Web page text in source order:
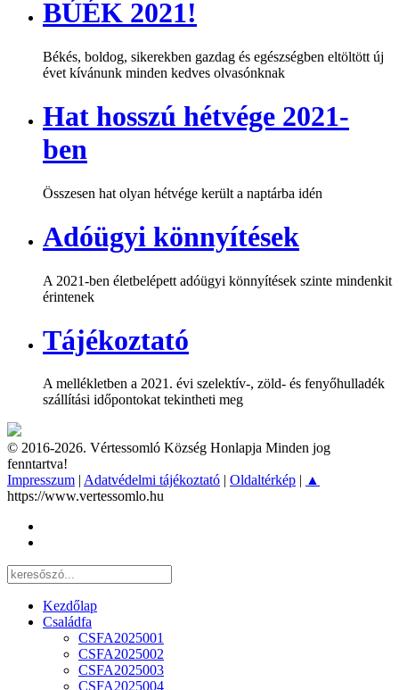
BÚÉK 2021!
Békés, boldog, sikerekben gazdag és egészségben eltöltött új
évet kívánunk minden kedves olvasónknak
Hat hosszú hétvége 2021-
ben
Összesen hat olyan hétvége került a naptárba idén
Adóügyi könnyítések
A 2021-ben életbelépett adóügyi könnyítések szinte mindenkit
érintenek
Tájékoztató
A mellékletben a 2021. évi szelektív-, zöld- és fenyőhulladék
szállítási időpontokat tekintheti meg
© 2016-2026. Vértessomló Község Honlapja Minden jog
fenntartva!
Impresszum | Adatvédelmi tájékoztató | Oldaltérkép | ▲
https://www.vertessomlo.hu
Kezdőlap
Családfa
CSFA2025001
CSFA2025002
CSFA2025003
CSFA2025004